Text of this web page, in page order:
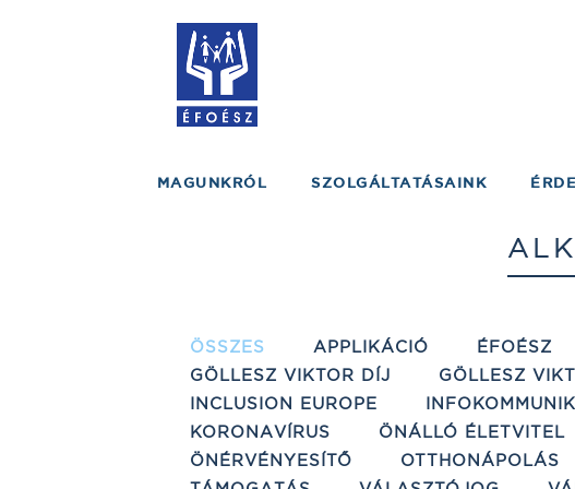
MAGUNKRÓL SZOLGÁLTATÁSAINK
ÖSSZES APPLIKÁCIÓ ÉFOÉSZ
GÖLLESZ VIKTOR DÍJ
GÖLLESZ
INCLUSION EUROPE
KORONAVÍRUS
ÖNÁLLÓ ÉLETVITEL
ÖNÉRVÉNYESÍTŐ
OTTHONÁPOLÁS